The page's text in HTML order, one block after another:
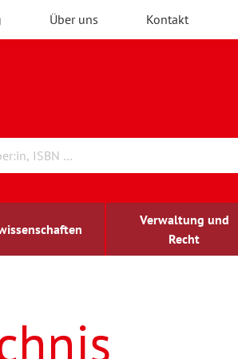
Über uns Kontakt
Verwaltung und
Recht